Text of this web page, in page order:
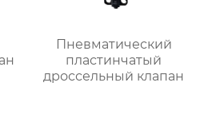
Пневматический
пластинчатый
дроссельный клапан